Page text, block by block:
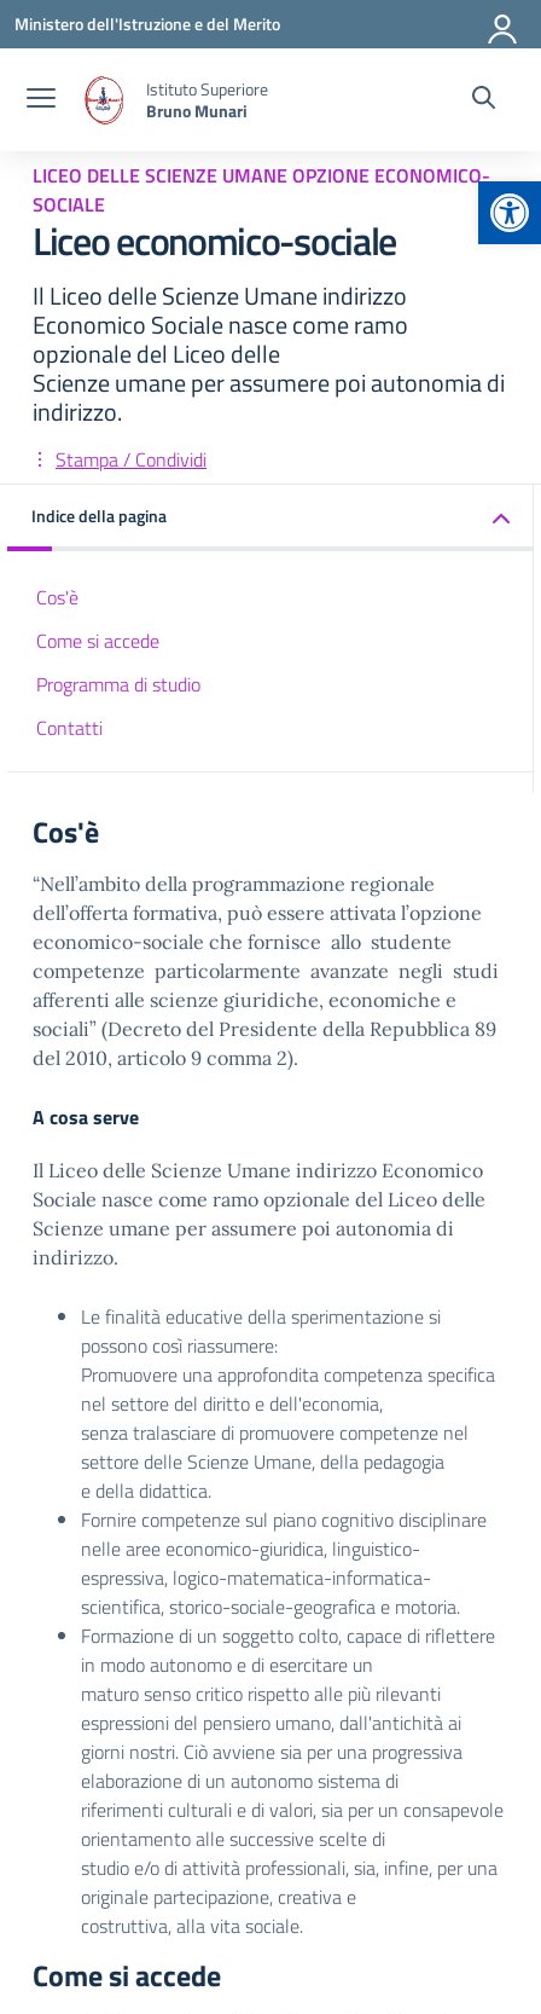
Vai ai contenuti
Vai al menu di navigazione
Vai al footer
Ministero dell'Istruzione e del Merito
Istituto Superiore
Bruno Munari
LICEO DELLE SCIENZE UMANE OPZIONE ECONOMICO-
SOCIALE
Liceo economico-sociale
Il Liceo delle Scienze Umane indirizzo
Economico Sociale nasce come ramo
opzionale del Liceo delle
Scienze umane per assumere poi autonomia di
indirizzo.
Stampa / Condividi
Indice della pagina
Cos'è
Come si accede
Programma di studio
Contatti
Cos'è
“Nell’ambito della programmazione regionale
dell’offerta formativa, può essere attivata l’opzione
economico-sociale che fornisce allo studente
competenze particolarmente avanzate negli studi
afferenti alle scienze giuridiche, economiche e
sociali” (Decreto del Presidente della Repubblica 89
del 2010, articolo 9 comma 2).
A cosa serve
Il Liceo delle Scienze Umane indirizzo Economico
Sociale nasce come ramo opzionale del Liceo delle
Scienze umane per assumere poi autonomia di
indirizzo.
Le finalità educative della sperimentazione si
possono così riassumere:
Promuovere una approfondita competenza specifica
nel settore del diritto e dell'economia,
senza tralasciare di promuovere competenze nel
settore delle Scienze Umane, della pedagogia
e della didattica.
Fornire competenze sul piano cognitivo disciplinare
nelle aree economico-giuridica, linguistico-
espressiva, logico-matematica-informatica-
scientifica, storico-sociale-geografica e motoria.
Formazione di un soggetto colto, capace di riflettere
in modo autonomo e di esercitare un
maturo senso critico rispetto alle più rilevanti
espressioni del pensiero umano, dall'antichità ai
giorni nostri. Ciò avviene sia per una progressiva
elaborazione di un autonomo sistema di
riferimenti culturali e di valori, sia per un consapevole
orientamento alle successive scelte di
studio e/o di attività professionali, sia, infine, per una
originale partecipazione, creativa e
costruttiva, alla vita sociale.
Come si accede